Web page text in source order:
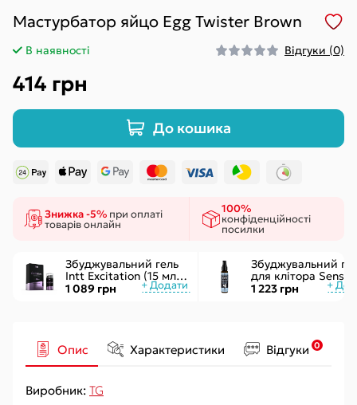
Мастурбатор яйцо Egg Twister Brown
В наявності Відгуки (0)
414 грн
До кошика
Знижка -5% при оплаті
товарів онлайн
100%
конфіденційності
посилки
Збуджувальний гель
Intt Excitation (15 мл) з
екстрактом
женьшеню, з ефектом
1 089 грн
Збуджувальний
для клітора
ON for Her Arousal
Ice 29мл охолодж.
1 223 грн
Опис Характеристики Відгуки 0
Виробник: TG